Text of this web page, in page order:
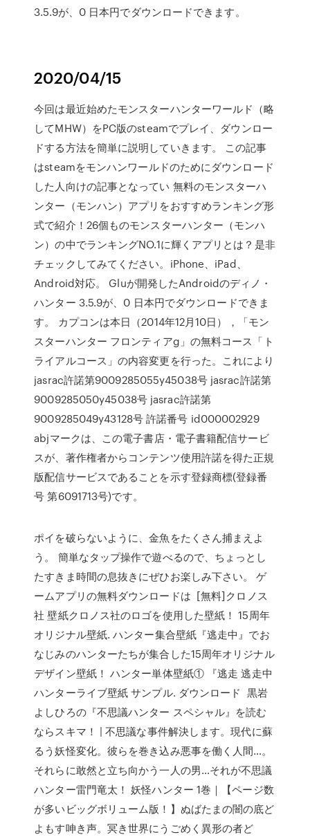
3.5.9が、0 日本円でダウンロードできます。
2020/04/15
今回は最近始めたモンスターハンターワールド（略
してMHW）をPC版のsteamでプレイ、ダウンロー
ドする方法を簡単に説明していきます。 この記事
はsteamをモンハンワールドのためにダウンロード
した人向けの記事となってい 無料のモンスターハ
ンター（モンハン）アプリをおすすめランキング形
式で紹介！26個ものモンスターハンター（モンハ
ン）の中でランキングNO.1に輝くアプリとは？是非
チェックしてみてください。iPhone、iPad、
Android対応。 Gluが開発したAndroidのディノ・
ハンター 3.5.9が、0 日本円でダウンロードできま
す。 カプコンは本日（2014年12月10日），「モン
スターハンター フロンティアg」の無料コース「ト
ライアルコース」の内容変更を行った。これにより
jasrac許諾第9009285055y45038号 jasrac許諾第
9009285050y45038号 jasrac許諾第
9009285049y43128号 許諾番号 id000002929
abjマークは、この電子書店・電子書籍配信サービ
スが、著作権者からコンテンツ使用許諾を得た正規
版配信サービスであることを示す登録商標(登録番
号 第6091713号)です。
ポイを破らないように、金魚をたくさん捕まえよ
う。 簡単なタップ操作で遊べるので、ちょっとし
たすきま時間の息抜きにぜひお楽しみ下さい。 ゲ
ームアプリの無料ダウンロードは [無料]クロノス
社 壁紙クロノス社のロゴを使用した壁紙！ 15周年
オリジナル壁紙. ハンター集合壁紙『逃走中』でお
なじみのハンターたちが集合した15周年オリジナル
デザイン壁紙！ ハンター単体壁紙① 『逃走 逃走中
ハンターライブ壁紙 サンプル. ダウンロード 黒岩
よしひろの『不思議ハンター スペシャル』を読む
ならスキマ！ | 不思議な事件解決します。現代に蘇
るう妖怪変化。彼らを巻き込み悪事を働く人間…。
それらに敢然と立ち向かう一人の男…それが不思議
ハンター雷門竜太！ 妖怪ハンター 1巻｜【ページ数
が多いビッグボリューム版！】ぬばたまの闇の底ど
よもす呻き声。冥き世界にうごめく異形の者ど